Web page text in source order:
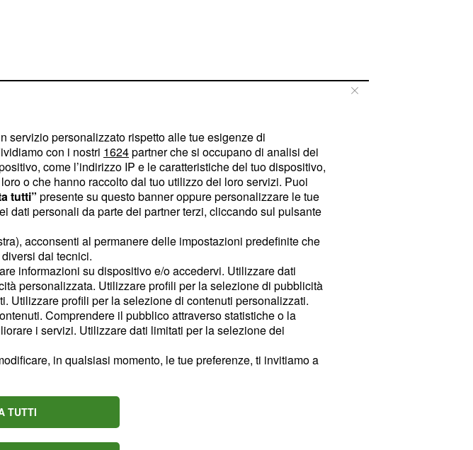
servizio personalizzato rispetto alle tue esigenze di
con i nostri 1624partner che si occupano di analisi dei
come l’indirizzo IP e le caratteristiche del tuo dispositivo,
o che hanno raccolto dal tuo utilizzo dei loro servizi. Puoi
tutti” presente su questo banner oppure personalizzare le tue
dati personali da parte dei partner terzi, cliccando sul pulsante
acconsenti al permanere delle impostazioni predefinite che
dai tecnici.
informazioni su dispositivo e/o accedervi. Utilizzare dati
personalizzata. Utilizzare profili per la selezione di pubblicità
Utilizzare profili per la selezione di contenuti personalizzati.
Comprendere il pubblico attraverso statistiche o la
i servizi. Utilizzare dati limitati per la selezione dei
in qualsiasi momento, le tue preferenze, ti invitiamo a
TUTTI